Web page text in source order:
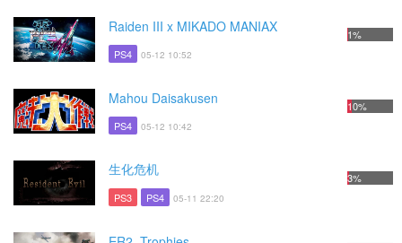
Raiden III x MIKADO MANIAX
PS4 05-12 10:52
1%
Mahou Daisakusen
PS4 05-12 10:42
10%
生化危机
PS3 PS4 05-11 22:20
3%